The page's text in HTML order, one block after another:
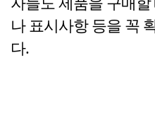
나 표시사항 등을 꼭
다.